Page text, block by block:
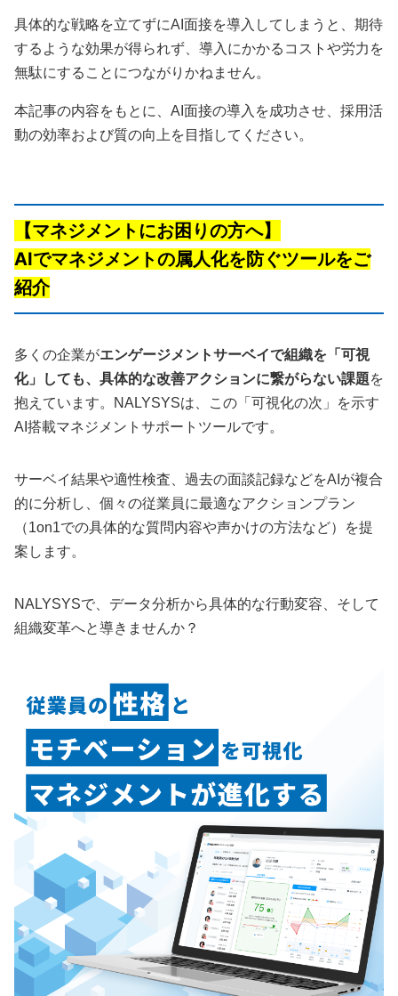
具体的な戦略を立てずにAI面接を導入してしまうと、期待
するような効果が得られず、導入にかかるコストや労力を
無駄にすることにつながりかねません。
本記事の内容をもとに、AI面接の導入を成功させ、採用活
動の効率および質の向上を目指してください。
【マネジメントにお困りの方へ】
AIでマネジメントの属人化を防ぐツールをご
紹介
多くの企業がエンゲージメントサーベイで組織を「可視
化」しても、具体的な改善アクションに繋がらない課題を
抱えています。NALYSYSは、この「可視化の次」を示す
AI搭載マネジメントサポートツールです。
サーベイ結果や適性検査、過去の面談記録などをAIが複合
的に分析し、個々の従業員に最適なアクションプラン
（1on1での具体的な質問内容や声かけの方法など）を提
案します。
NALYSYSで、データ分析から具体的な行動変容、そして
組織変革へと導きませんか？